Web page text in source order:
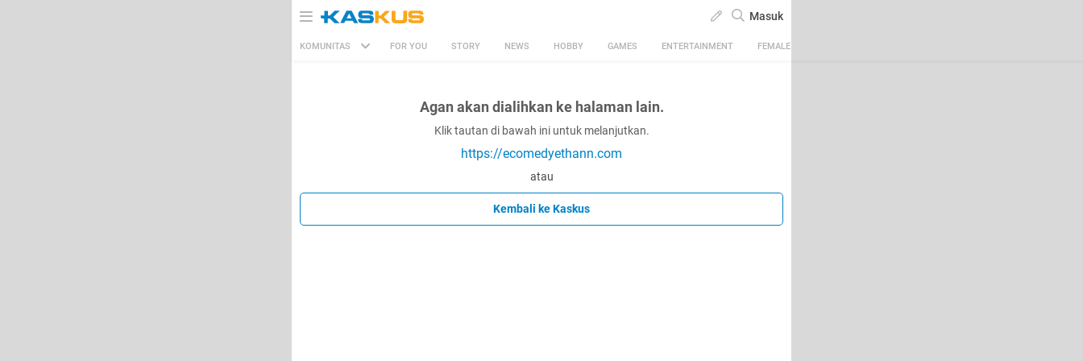
Masuk
KOMUNITAS FOR YOU STORY NEWS HOBBY GAMES ENTERTAINMENT FEMALE
Agan akan dialihkan ke halaman lain.
Klik tautan di bawah ini untuk melanjutkan.
https://ecomedyethann.com
atau
Kembali ke Kaskus